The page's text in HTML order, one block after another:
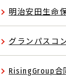
明治安田生命
グランパスコ
RisingGroup合